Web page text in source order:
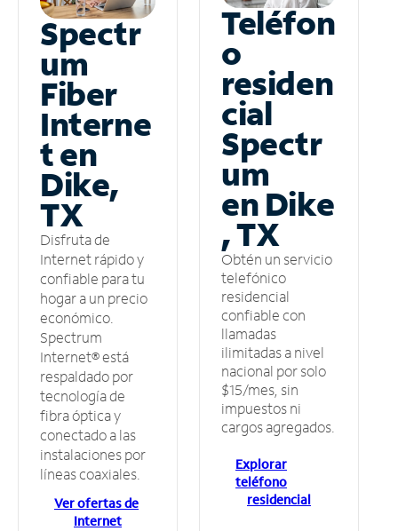
Spectr
um
Fiber
Interne
t en
Dike,
TX
Disfruta de
Internet rápido y
confiable para tu
hogar a un precio
económico.
Spectrum
Internet® está
respaldado por
tecnología de
fibra óptica y
conectado a las
instalaciones por
líneas coaxiales.
Ver ofertas de
Internet
Teléfon
o
residen
cial
Spectr
um
en Dike
, TX
Obtén un servicio
telefónico
residencial
confiable con
llamadas
ilimitadas a nivel
nacional por solo
$15/mes, sin
impuestos ni
cargos agregados.
Explorar
teléfono
residencial